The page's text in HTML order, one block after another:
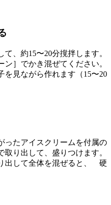
て、約15〜20分撹拌します。
］でかき混ぜてください。
を見ながら作れます（15〜20
ったアイスクリームを付属の
取り出して、盛りつけます。
出して全体を混ぜると、 硬